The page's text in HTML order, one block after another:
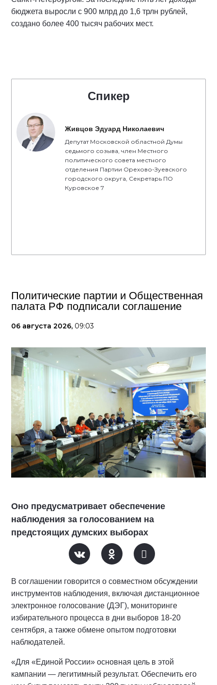
бюджета выросли с 900 млрд до 1,6 трлн рублей,
создано более 400 тысяч рабочих мест.
Спикер
Живцов Эдуард Николаевич
Депутат Московской областной Думы
седьмого созыва, член Местного
политического совета местного
отделения Партии Орехово-Зуевского
городского округа, Секретарь ПО
Куровское 7
Политические партии и Общественная
палата РФ подписали соглашение
06 августа 2026, 09:03
Оно предусматривает обеспечение
наблюдения за голосованием на
предстоящих думских выборах
В соглашении говорится о совместном обсуждении
инструментов наблюдения, включая дистанционное
электронное голосование (ДЭГ), мониторинге
избирательного процесса в дни выборов 18-20
сентября, а также обмене опытом подготовки
наблюдателей.
«Для «Единой России» основная цель в этой
кампании — легитимный результат. Обеспечить его